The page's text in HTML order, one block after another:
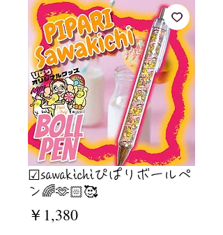
☑︎sawakichiぴぱりボールペ
ン🌈🫶🏻🥰
￥1,380価